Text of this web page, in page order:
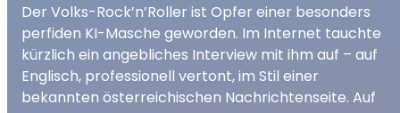
Der Volks-Rock’n’Roller ist Opfer einer besonders
perfiden KI-Masche geworden. Im Internet tauchte
kürzlich ein angebliches Interview mit ihm auf – auf
Englisch, professionell vertont, im Stil einer
bekannten österreichischen Nachrichtenseite. Auf